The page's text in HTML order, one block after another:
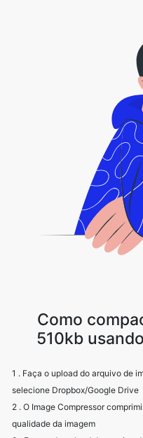
Como
1 . Faça o upload do arquivo de
selecione Dropbox/Google Drive
2 . O Image Compressor
3 . Faça o download do arquivo